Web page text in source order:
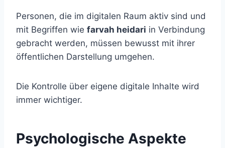
Personen, die im digitalen Raum aktiv sind und
mit Begriffen wie farvah heidari in Verbindung
gebracht werden, müssen bewusst mit ihrer
öffentlichen Darstellung umgehen.
Die Kontrolle über eigene digitale Inhalte wird
immer wichtiger.
Psychologische Aspekte